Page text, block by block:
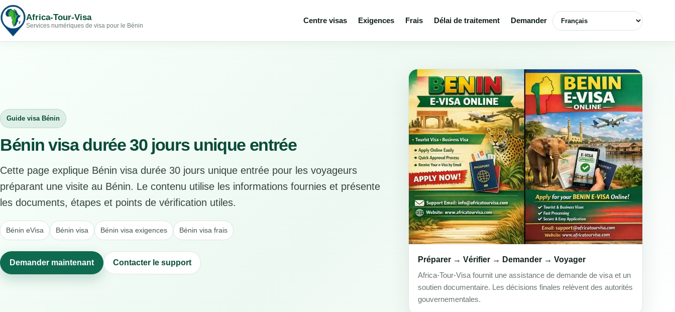
Africa-Tour-Visa
Services numériques de visa pour le Bénin
Centre visas Exigences Frais Délai de traitement Demander Choisir la langue
Guide visa Bénin
Bénin visa durée 30 jours unique entrée
Cette page explique Bénin visa durée 30 jours unique entrée pour les voyageurs
préparant une visite au Bénin. Le contenu utilise les informations fournies et présente
les documents, étapes et points de vérification utiles.
Bénin eVisa Bénin visa Bénin visa exigences Bénin visa frais
Demander maintenant Contacter le support Préparer → Vérifier → Demander → Voyager
Africa-Tour-Visa fournit une assistance de demande de visa et un
soutien documentaire. Les décisions finales relèvent des autorités
gouvernementales.